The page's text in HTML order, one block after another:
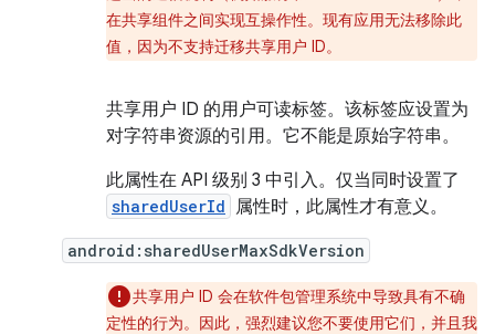
在共享组件之间实现互操作性。现有应用无法移除此
值，因为不支持迁移共享用户 ID。
共享用户 ID 的用户可读标签。该标签应设置为
对字符串资源的引用。它不能是原始字符串。
此属性在 API 级别 3 中引入。仅当同时设置了
sharedUserId 属性时，此属性才有意义。
android:sharedUserMaxSdkVersion
共享用户 ID 会在软件包管理系统中导致具有不确
定性的行为。因此，强烈建议您不要使用它们，并且我